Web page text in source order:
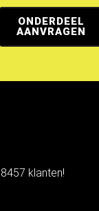
ONDERDEEL
AANVRAGEN
klanten!